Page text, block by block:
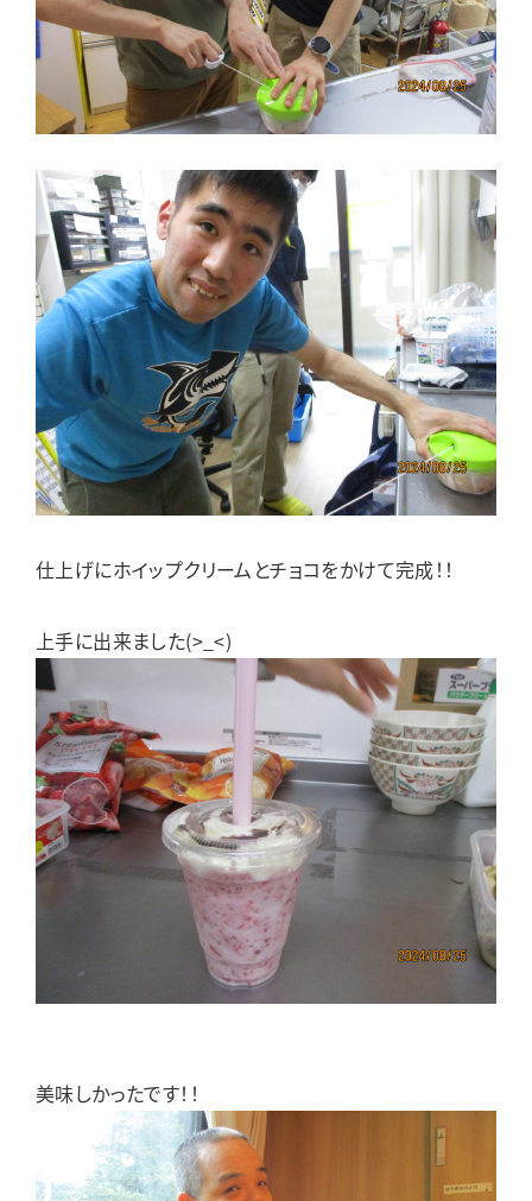
仕上げにホイップクリームとチョコをかけて完成！！
上手に出来ました(>_<)
美味しかったです！！